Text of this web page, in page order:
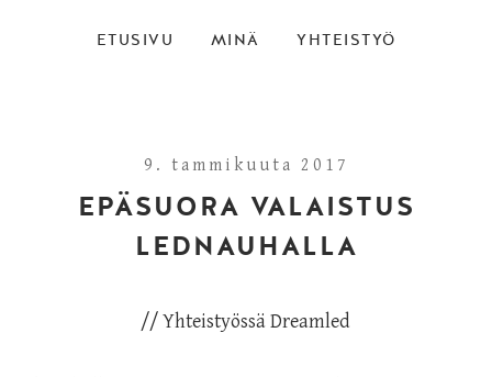
ETUSIVU MINÄ YHTEISTYÖ
9. tammikuuta 2017
EPÄSUORA VALAISTUS
LEDNAUHALLA
// YhteistyössäDreamled